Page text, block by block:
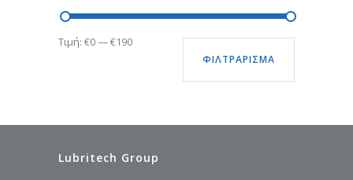
Ελάχιστη
Μέγιστη
ΦΙΛΤΡΆΡΙΣΜΑ
Τιμή: €0—€190
Lubritech Group